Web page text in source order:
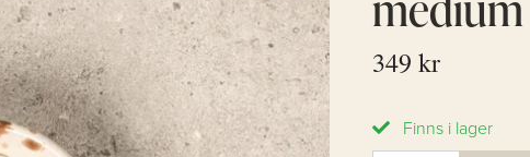
349 kr
Finns i lager